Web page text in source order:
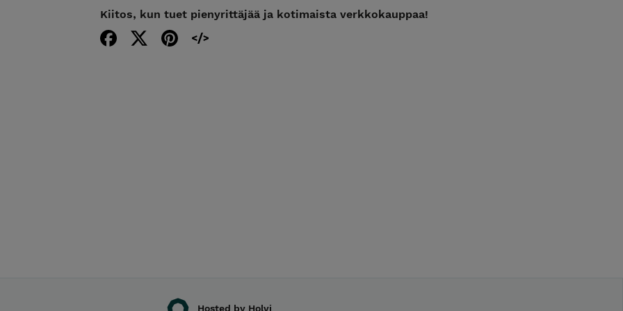
Kiitos, kun tuet pienyrittäjää ja kotimaista verkkokauppaa!
Hosted by Holvi